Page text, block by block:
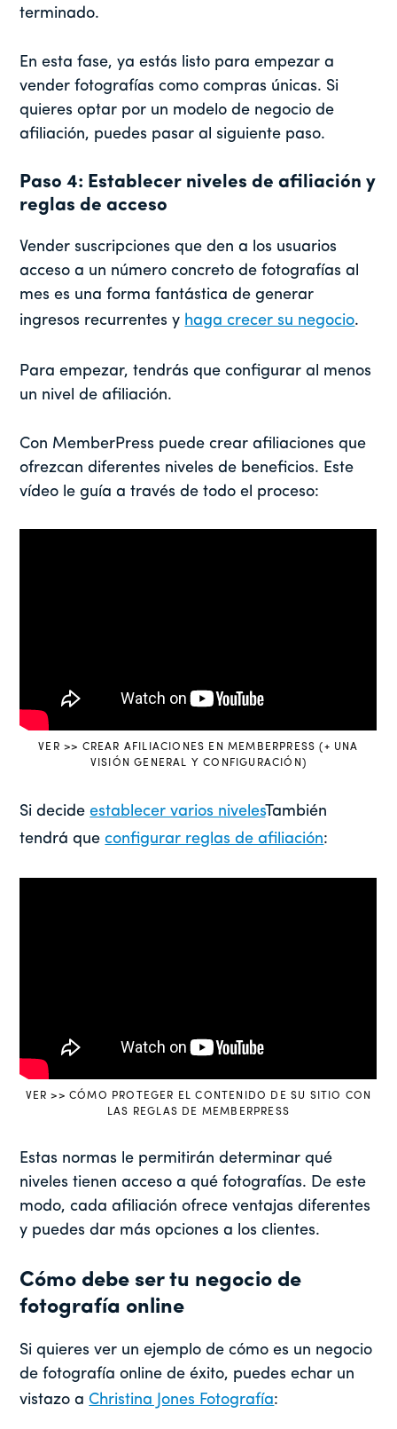
terminado.
En esta fase, ya estás listo para empezar a
vender fotografías como compras únicas. Si
quieres optar por un modelo de negocio de
afiliación, puedes pasar al siguiente paso.
Paso 4: Establecer niveles de afiliación y
reglas de acceso
Vender suscripciones que den a los usuarios
acceso a un número concreto de fotografías al
mes es una forma fantástica de generar
ingresos recurrentes y haga crecer su negocio.
Para empezar, tendrás que configurar al menos
un nivel de afiliación.
Con MemberPress puede crear afiliaciones que
ofrezcan diferentes niveles de beneficios. Este
vídeo le guía a través de todo el proceso:
VER >> CREAR AFILIACIONES EN MEMBERPRESS (+ UNA
VISIÓN GENERAL Y CONFIGURACIÓN)
Si decideestablecer varios nivelesTambién
tendrá queconfigurar reglas de afiliación:
VER >> CÓMO PROTEGER EL CONTENIDO DE SU SITIO CON
LAS REGLAS DE MEMBERPRESS
Estas normas le permitirán determinar qué
niveles tienen acceso a qué fotografías. De este
modo, cada afiliación ofrece ventajas diferentes
y puedes dar más opciones a los clientes.
Cómo debe ser tu negocio de
fotografía online
Si quieres ver un ejemplo de cómo es un negocio
de fotografía online de éxito, puedes echar un
vistazo a Christina Jones Fotografía: